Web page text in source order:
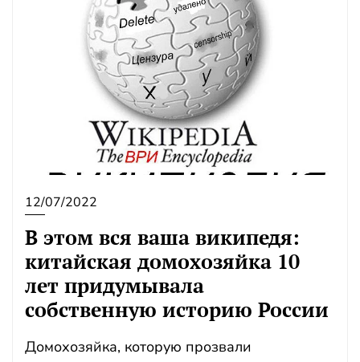
12/07/2022
В этом вся ваша википедя:
китайская домохозяйка 10
лет придумывала
собственную историю России
Домохозяйка, которую прозвали